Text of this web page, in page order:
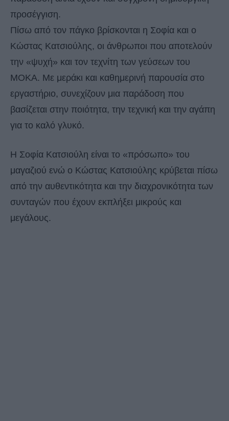
προσέγγιση.
Πίσω από τον πάγκο βρίσκονται η Σοφία και ο
Κώστας Κατσιούλης, οι άνθρωποι που αποτελούν
την «ψυχή» και τον τεχνίτη των γεύσεων του
ΜΟΚΑ. Με μεράκι και καθημερινή παρουσία στο
εργαστήριο, συνεχίζουν μια παράδοση που
βασίζεται στην ποιότητα, την τεχνική και την αγάπη
για το καλό γλυκό.
Η Σοφία Κατσιούλη είναι το «πρόσωπο» του
μαγαζιού ενώ ο Κώστας Κατσιούλης κρύβεται πίσω
από την αυθεντικότητα και την διαχρονικότητα των
συνταγών που έχουν εκπλήξει μικρούς και
μεγάλους.